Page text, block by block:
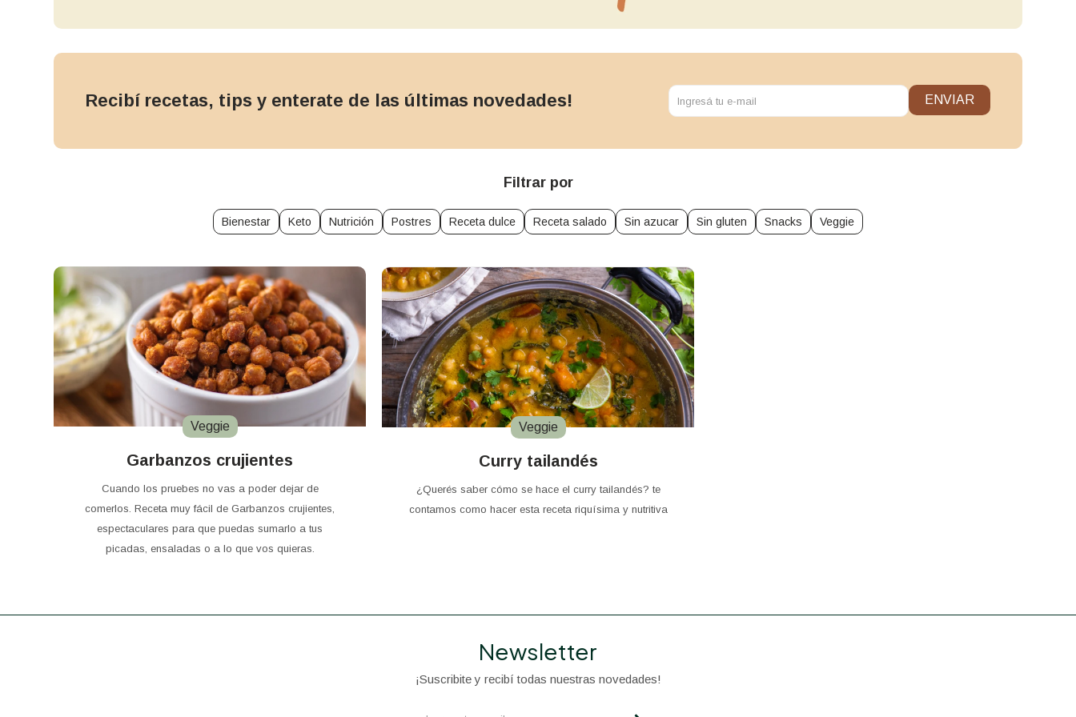
Recibí recetas, tips y enterate de las últimas novedades! ENVIAR
Veggie
Garbanzos crujientes
Cuando los pruebes no vas a poder dejar de
comerlos. Receta muy fácil de Garbanzos crujientes,
espectaculares para que puedas sumarlo a tus
picadas, ensaladas o a lo que vos quieras.
Veggie
Curry tailandés
¿Querés saber cómo se hace el curry tailandés? te
contamos como hacer esta receta riquísima y nutritiva
Filtrar por
Bienestar Keto Nutrición Postres Receta dulce Receta salado Sin azucar Sin gluten Snacks Veggie
Newsletter
¡Suscribite y recibí todas nuestras novedades!